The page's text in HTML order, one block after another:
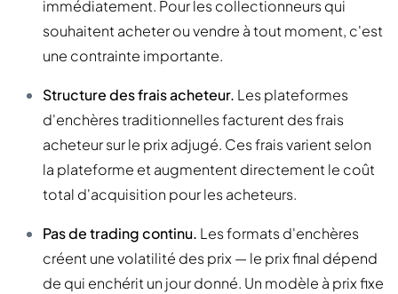
immédiatement. Pour les collectionneurs qui
souhaitent acheter ou vendre à tout moment, c'est
une contrainte importante.
Structure des frais acheteur. Les plateformes
d'enchères traditionnelles facturent des frais
acheteur sur le prix adjugé. Ces frais varient selon
la plateforme et augmentent directement le coût
total d'acquisition pour les acheteurs.
Pas de trading continu. Les formats d'enchères
créent une volatilité des prix — le prix final dépend
de qui enchérit un jour donné. Un modèle à prix fixe